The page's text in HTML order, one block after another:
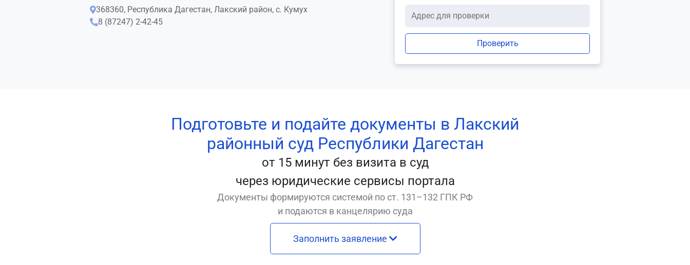
368360, Республика Дагестан, Лакский район, с. Кумух
8 (87247) 2-42-45
Проверить
Подготовьте и подайте документы в Лакский
районный суд Республики Дагестан
от 15 минут без визита в суд
через юридические сервисы портала
Документы формируются системой по ст. 131–132 ГПК РФ
и подаются в канцелярию суда
Заполнить заявление